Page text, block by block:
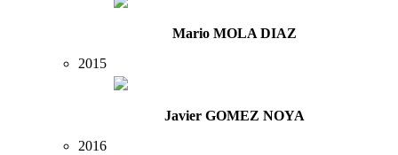
Mario MOLA DIAZ
2015
Javier GOMEZ NOYA
2016